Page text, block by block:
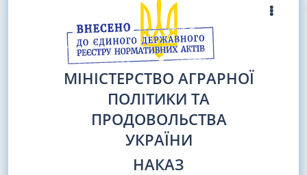
МІНІСТЕРСТВО АГРАРНОЇ
ПОЛІТИКИ ТА
ПРОДОВОЛЬСТВА
УКРАЇНИ
НАКАЗ